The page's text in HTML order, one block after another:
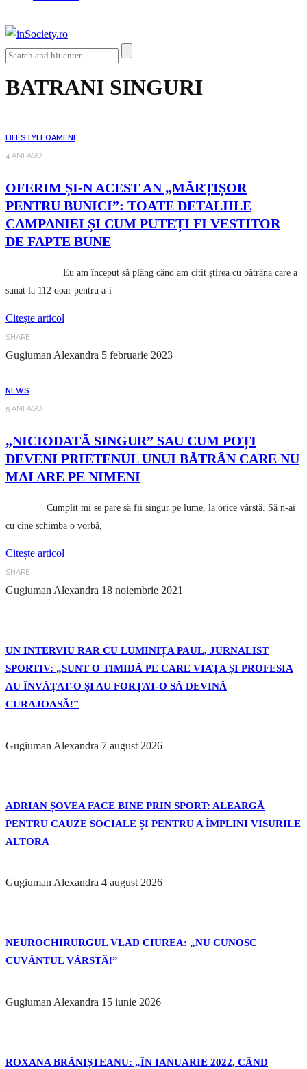
BATRANI SINGURI
LIFESTYLEOAMENI
4 ANI AGO
OFERIM ȘI-N ACEST AN „MĂRȚIȘOR
PENTRU BUNICI”: TOATE DETALIILE
CAMPANIEI ȘI CUM PUTEȚI FI VESTITOR
DE FAPTE BUNE
Eu am început să plâng când am citit știrea cu bătrâna care a
sunat la 112 doar pentru a-i
Citește articol
SHARE
Gugiuman Alexandra 5 februarie 2023
NEWS
5 ANI AGO
„NICIODATĂ SINGUR” SAU CUM POȚI
DEVENI PRIETENUL UNUI BĂTRÂN CARE NU
MAI ARE PE NIMENI
Cumplit mi se pare să fii singur pe lume, la orice vârstă. Să n-ai
cu cine schimba o vorbă,
Citește articol
SHARE
Gugiuman Alexandra 18 noiembrie 2021
UN INTERVIU RAR CU LUMINIȚA PAUL, JURNALIST
SPORTIV: „SUNT O TIMIDĂ PE CARE VIAȚA ȘI PROFESIA
AU ÎNVĂȚAT-O ȘI AU FORȚAT-O SĂ DEVINĂ
CURAJOASĂ!”
Gugiuman Alexandra 7 august 2026
ADRIAN ȘOVEA FACE BINE PRIN SPORT: ALEARGĂ
PENTRU CAUZE SOCIALE ȘI PENTRU A ÎMPLINI VISURILE
ALTORA
Gugiuman Alexandra 4 august 2026
NEUROCHIRURGUL VLAD CIUREA: „NU CUNOSC
CUVÂNTUL VÂRSTĂ!”
Gugiuman Alexandra 15 iunie 2026
ROXANA BRĂNIȘTEANU: „ÎN IANUARIE 2022, CÂND